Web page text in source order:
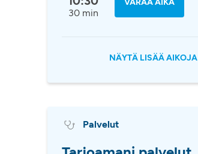
30 min
VARAA AIKA
NÄYTÄ LISÄÄ AIKOJA
Palvelut